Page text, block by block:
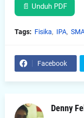
📄 Unduh PDF
Tags: Fisika IPA
Facebook
Denny